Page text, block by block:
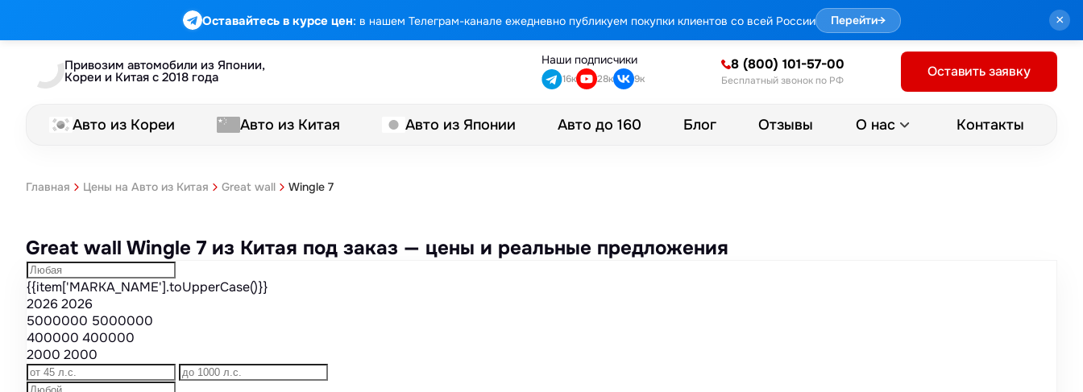
Оставайтесь в курсе цен: в нашем Телеграм-канале ежедневно публикуем покупки клиентов со всей России Перейти→ ×
Привозим автомобили из Японии,
Кореи и Китая с 2018 года
Наши подписчики
16к 28к 9к
8 (800) 101-57-00
Бесплатный звонок по РФ
Оставить заявку
Авто из Кореи Авто из Китая Авто из Японии Авто до 160 Блог Отзывы О нас Контакты
Главная Цены на Авто из Китая Great wall Wingle 7
Great wall Wingle 7 из Китая под заказ — цены и реальные предложения
{{item['MARKA_NAME'].toUpperCase()}}
2026 2026
5000000 5000000
400000 400000
2000 2000